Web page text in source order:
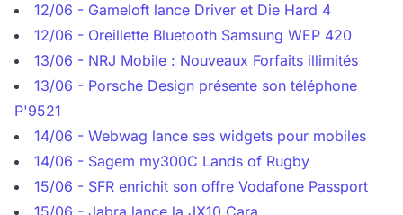
12/06 - Gameloft lance Driver et Die Hard 4
12/06 - Oreillette Bluetooth Samsung WEP 420
13/06 - NRJ Mobile : Nouveaux Forfaits illimités
13/06 - Porsche Design présente son téléphone
P'9521
14/06 - Webwag lance ses widgets pour mobiles
14/06 - Sagem my300C Lands of Rugby
15/06 - SFR enrichit son offre Vodafone Passport
15/06 - Jabra lance la JX10 Cara